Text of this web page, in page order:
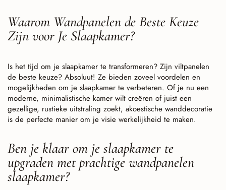
Waarom Wandpanelen de Beste Keuze
Zijn voor Je Slaapkamer?
Is het tijd om je slaapkamer te transformeren? Zijn viltpanelen
de beste keuze? Absoluut! Ze bieden zoveel voordelen en
mogelijkheden om je slaapkamer te verbeteren. Of je nu een
moderne, minimalistische kamer wilt creëren of juist een
gezellige, rustieke uitstraling zoekt, akoestische wanddecoratie
is de perfecte manier om je visie werkelijkheid te maken.
Ben je klaar om je slaapkamer te
upgraden met prachtige wandpanelen
slaapkamer?